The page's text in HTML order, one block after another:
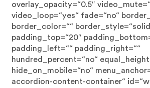
overlay_opacity=“0.5″
video_loop=“yes“ fade=“no“
border_color=““
padding_top=“20″
padding_left=““ padding_right=““
hundred_percent=“no“
hide_on_mobile=“no“
accordion-content-container“